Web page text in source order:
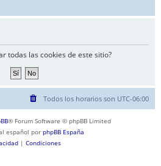
todas las cookies de este sitio?
Todos los horarios son UTC-06:00
® Forum Software © phpBB Limited
español por phpBB España
| Condiciones